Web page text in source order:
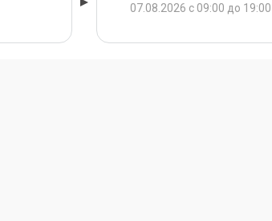
07.08.2026 с 09:00 до 19:00